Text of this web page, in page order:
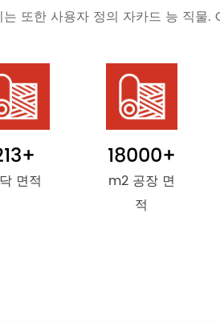
는 또한 사용자 정의 자카드 능 직물.
+
면적
18000+
m2 공장 면
적